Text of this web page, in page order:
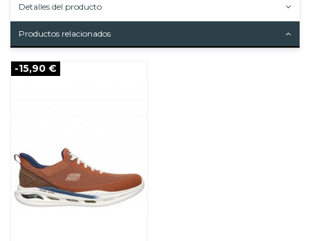
Detalles del producto
Productos relacionados
-15,90 €